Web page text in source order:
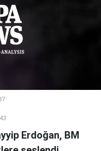
Erdoğan, BM